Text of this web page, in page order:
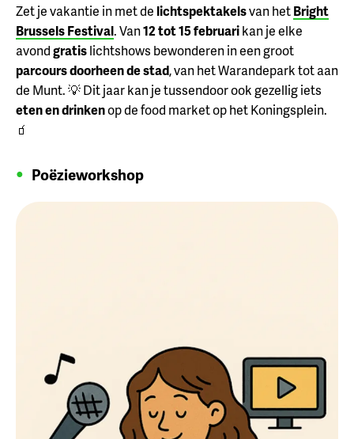
Zet je vakantie in met de lichtspektakelsvan hetBright
Brussels Festival. Van12 tot 15 februarikan je elke
avondgratislichtshows bewonderen in een groot
parcours doorheen de stad, van het Warandepark tot aan
de Munt. 💡 Dit jaar kan je tussendoor ook gezellig iets
eten en drinkenop de food market op het Koningsplein.
🧃
Poëzieworkshop